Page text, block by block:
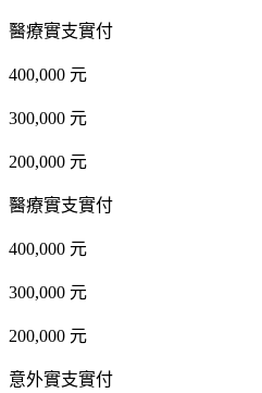
醫療實支實付
400,000 元
300,000 元
200,000 元
醫療實支實付
400,000 元
300,000 元
200,000 元
意外實支實付